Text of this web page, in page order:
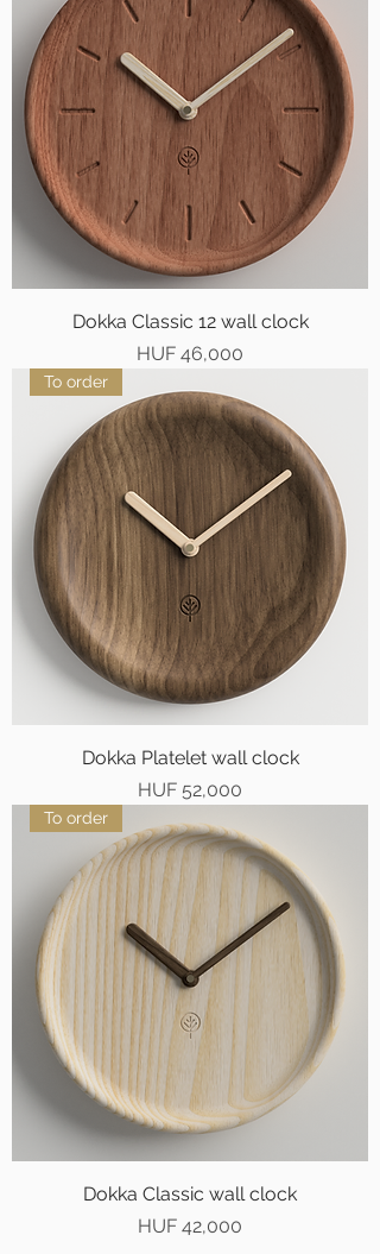
Dokka Classic 12 wall clock
Price
HUF 46,000
To order
Dokka Platelet wall clock
Price
HUF 52,000
To order
Dokka Classic wall clock
Price
HUF 42,000